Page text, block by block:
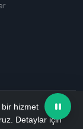
PolitikasıRSS
hizmet
Detaylar için